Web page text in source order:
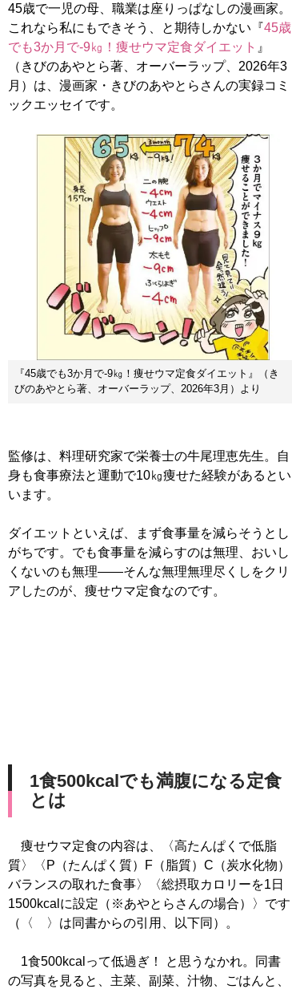
45歳で一児の母、職業は座りっぱなしの漫画家。
これなら私にもできそう、と期待しかない『45歳
でも3か月で-9㎏！痩せウマ定食ダイエット 』
（きびのあやとら著、オーバーラップ、2026年3
月）は、漫画家・きびのあやとらさんの実録コミ
ックエッセイです。
『45歳でも3か月で-9㎏！痩せウマ定食ダイエット』（き
びのあやとら著、オーバーラップ、2026年3月）より
監修は、料理研究家で栄養士の牛尾理恵先生。自
身も食事療法と運動で10㎏痩せた経験があるとい
います。
ダイエットといえば、まず食事量を減らそうとし
がちです。でも食事量を減らすのは無理、おいし
くないのも無理――そんな無理無理尽くしをクリ
アしたのが、痩せウマ定食なのです。
1食500kcalでも満腹になる定食
とは
痩せウマ定食の内容は、〈高たんぱくで低脂
質〉〈P（たんぱく質）F（脂質）C（炭水化物）
バランスの取れた食事〉〈総摂取カロリーを1日
1500kcalに設定（※あやとらさんの場合）〉です
（〈 〉は同書からの引用、以下同）。
1食500kcalって低過ぎ！ と思うなかれ。同書
の写真を見ると、主菜、副菜、汁物、ごはんと、